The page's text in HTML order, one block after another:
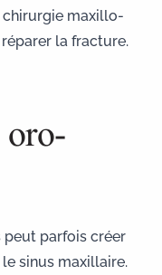
chirurgie maxillo-
la fracture.
peut parfois créer
sinus maxillaire.